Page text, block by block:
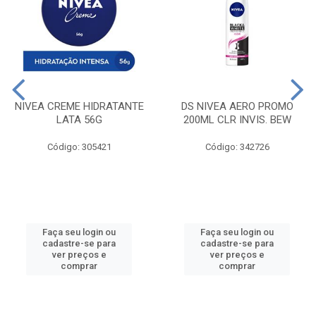
NIVEA CREME HIDRATANTE
LATA 56G
Código: 305421
Faça seu login ou
cadastre-se para
ver preços e
comprar
DS NIVEA AERO PROMO
200ML CLR INVIS. BEW
Código: 342726
Faça seu login ou
cadastre-se para
ver preços e
comprar